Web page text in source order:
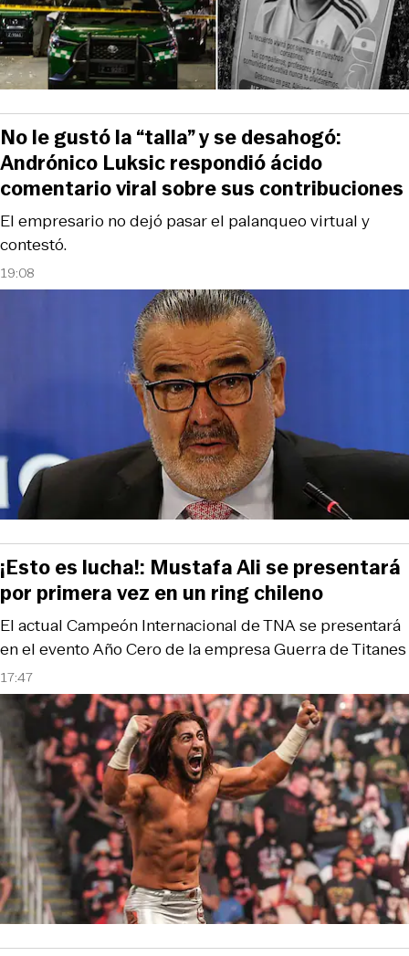
19:08
El empresario no dejó pasar el palanqueo virtual y
contestó.
No le gustó la “talla” y se desahogó:
Andrónico Luksic respondió ácido
comentario viral sobre sus contribuciones
17:47
El actual Campeón Internacional de TNA se presentará
en el evento Año Cero de la empresa Guerra de Titanes
¡Esto es lucha!: Mustafa Ali se presentará
por primera vez en un ring chileno